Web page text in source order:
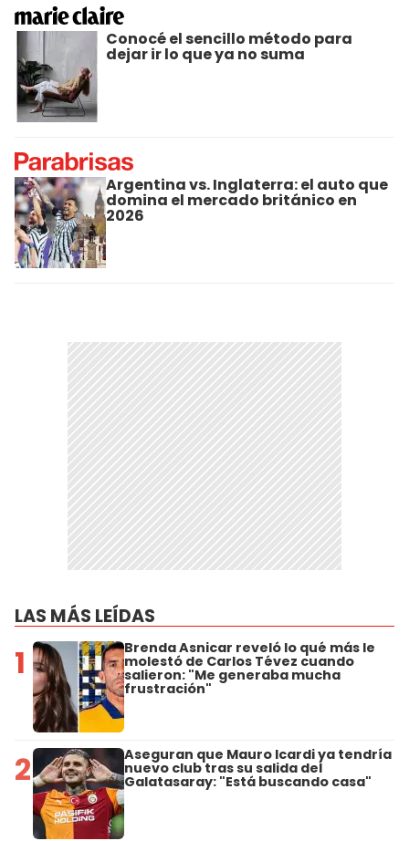
Conocé el sencillo método para
dejar ir lo que ya no suma
Argentina vs. Inglaterra: el auto que
domina el mercado británico en
2026
LAS MÁS LEÍDAS
1 Brenda Asnicar reveló lo qué más le
molestó de Carlos Tévez cuando
salieron: "Me generaba mucha
frustración"
2 Aseguran que Mauro Icardi ya tendría
nuevo club tras su salida del
Galatasaray: "Está buscando casa"